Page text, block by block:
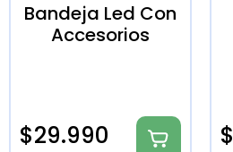
Bandeja Led Con
Accesorios
$29.990 $